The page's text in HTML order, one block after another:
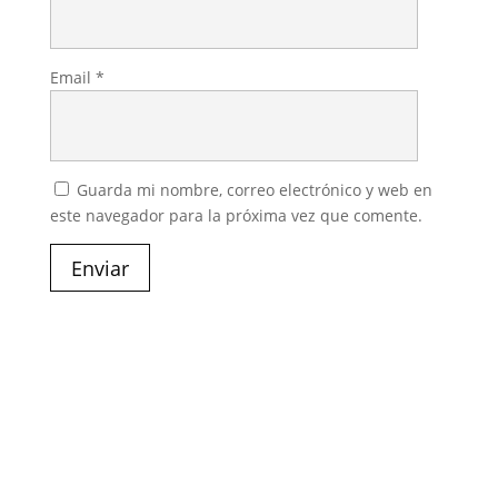
Email *
Guarda mi nombre, correo electrónico y web en
este navegador para la próxima vez que comente.
Enviar